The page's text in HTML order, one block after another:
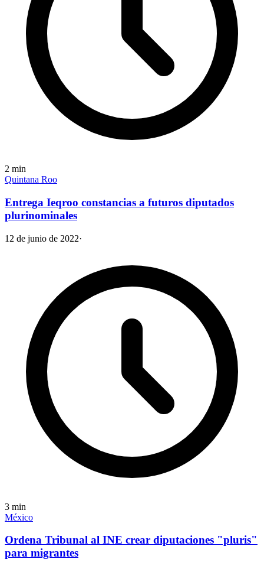
2 min
Quintana Roo
Entrega Ieqroo constancias a futuros diputados
plurinominales
12 de junio de 2022·
3 min
México
Ordena Tribunal al INE crear diputaciones "pluris"
para migrantes